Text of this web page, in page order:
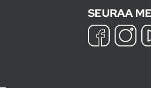
SEURAA